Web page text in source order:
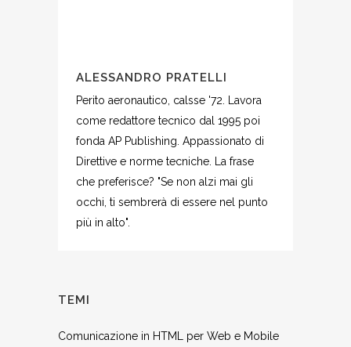
ALESSANDRO PRATELLI
Perito aeronautico, calsse '72. Lavora
come redattore tecnico dal 1995 poi
fonda AP Publishing. Appassionato di
Direttive e norme tecniche. La frase
che preferisce? "Se non alzi mai gli
occhi, ti sembrerà di essere nel punto
più in alto".
TEMI
Comunicazione in HTML per Web e Mobile